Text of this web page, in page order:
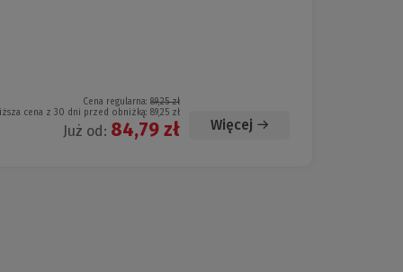
Cena regularna: 89,25 zł
cena z 30 dni przed obniżką: 89,25 zł
Już od: 84,79 zł Więcej